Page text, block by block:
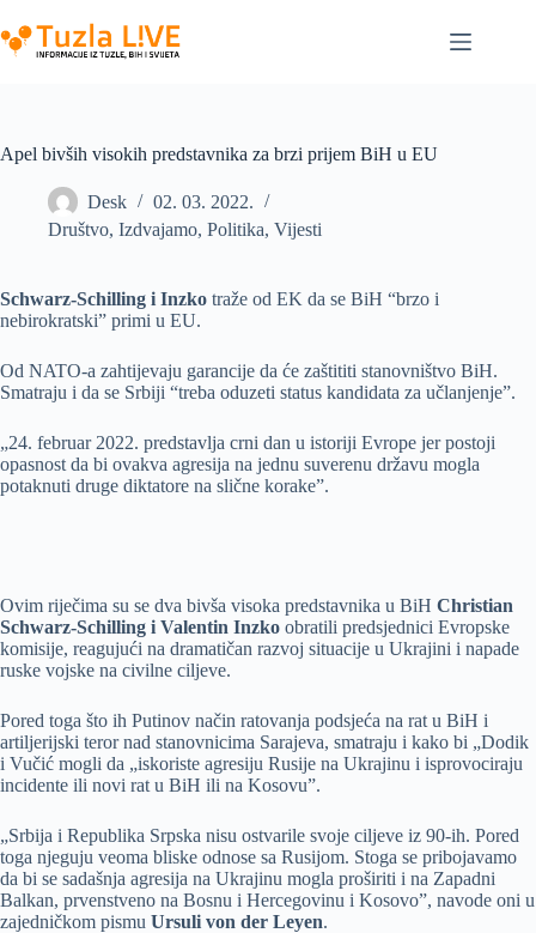
to
content
Apel bivših visokih predstavnika za brzi prijem BiH u EU
Desk
02. 03. 2022.
Društvo, Izdvajamo, Politika, Vijesti
Schwarz-Schilling i Inzko traže od EK da se BiH “brzo i
nebirokratski” primi u EU.
Od NATO-a zahtijevaju garancije da će zaštititi stanovništvo BiH.
Smatraju i da se Srbiji “treba oduzeti status kandidata za učlanjenje”.
„24. februar 2022. predstavlja crni dan u istoriji Evrope jer postoji
opasnost da bi ovakva agresija na jednu suverenu državu mogla
potaknuti druge diktatore na slične korake”.
Ovim riječima su se dva bivša visoka predstavnika u BiH Christian
Schwarz-Schilling i Valentin Inzko obratili predsjednici Evropske
komisije, reagujući na dramatičan razvoj situacije u Ukrajini i napade
ruske vojske na civilne ciljeve.
Pored toga što ih Putinov način ratovanja podsjeća na rat u BiH i
artiljerijski teror nad stanovnicima Sarajeva, smatraju i kako bi „Dodik
i Vučić mogli da „iskoriste agresiju Rusije na Ukrajinu i isprovociraju
incidente ili novi rat u BiH ili na Kosovu”.
„Srbija i Republika Srpska nisu ostvarile svoje ciljeve iz 90-ih. Pored
toga njeguju veoma bliske odnose sa Rusijom. Stoga se pribojavamo
da bi se sadašnja agresija na Ukrajinu mogla proširiti i na Zapadni
Balkan, prvenstveno na Bosnu i Hercegovinu i Kosovo”, navode oni u
zajedničkom pismu Ursuli von der Leyen.